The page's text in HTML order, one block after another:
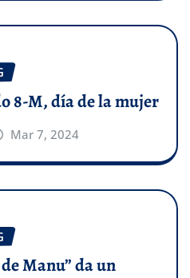
8-M, día de la mujer
Mar 7, 2024
Manu” da un